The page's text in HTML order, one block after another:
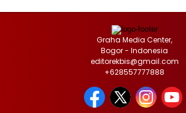
Graha Media Center,
Bogor - Indonesia
editorekbis@gmail.com
+628557777888